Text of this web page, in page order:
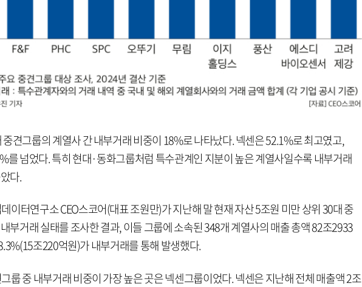
중견그룹의 계열사 간 내부거래 비중이 18%로 나타났다. 넥센은 52.1%로 최고였고,
를 넘었다. 특히 현대·동화그룹처럼 특수관계인 지분이 높은 계열사일수록 내부거래
다.
이터연구소 CEO스코어(대표 조원만)가 지난해 말 현재 자산 5조원 미만 상위 30대 중
부거래 실태를 조사한 결과, 이들 그룹에 소속된 348개 계열사의 매출 총액 82조2933
조220억원)가 내부거래를 통해 발생했다.
룹 중 내부거래 비중이 가장 높은 곳은 넥센그룹이었다. 넥센은 지난해 전체 매출액 2조